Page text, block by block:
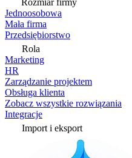
Rozmiar firmy
Jednoosobowa
Mała firma
Przedsiębiorstwo
Rola
Marketing
HR
Zarządzanie projektem
Obsługa klienta
Zobacz wszystkie rozwiązania
Integracje
Import i eksport